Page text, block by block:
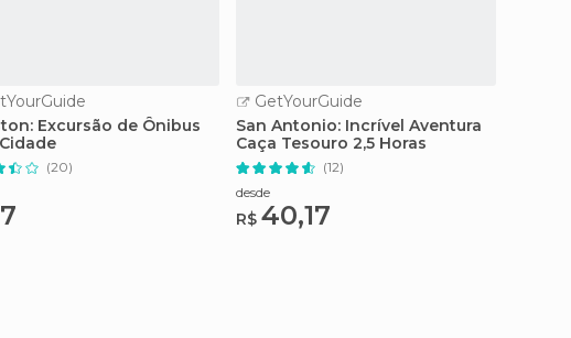
Excursão de Ônibus
(20)
GetYourGuide
San Antonio: Incrível Aventura
Caça Tesouro 2,5 Horas
(12)
desde
R$ 40,17